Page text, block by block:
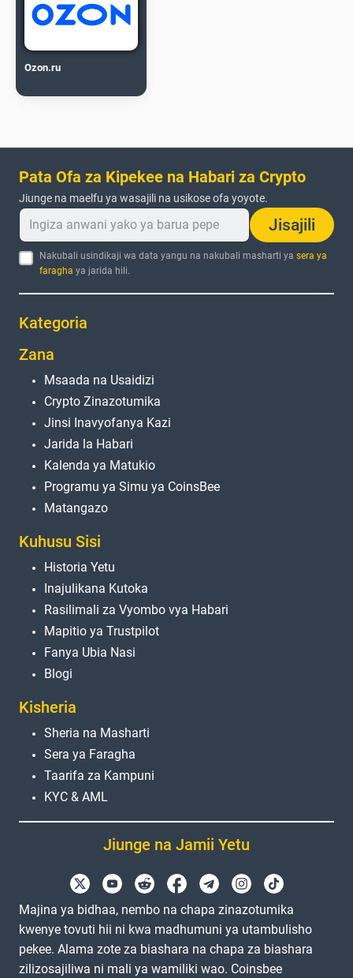
Ozon.ru
Pata Ofa za Kipekee na Habari za Crypto
Jiunge na maelfu ya wasajili na usikose ofa yoyote.
Jisajili
Nakubali usindikaji wa data yangu na nakubali masharti yasera ya
faragha ya jarida hili.
Kategoria
Zana
Msaada na Usaidizi
Crypto Zinazotumika
Jinsi Inavyofanya Kazi
Jarida la Habari
Kalenda ya Matukio
Programu ya Simu ya CoinsBee
Matangazo
Kuhusu Sisi
Historia Yetu
Inajulikana Kutoka
Rasilimali za Vyombo vya Habari
Mapitio ya Trustpilot
Fanya Ubia Nasi
Blogi
Kisheria
Sheria na Masharti
Sera ya Faragha
Taarifa za Kampuni
KYC & AML
Jiunge na Jamii Yetu
Majina ya bidhaa, nembo na chapa zinazotumika
kwenye tovuti hii ni kwa madhumuni ya utambulisho
pekee. Alama zote za biashara na chapa za biashara
zilizosajiliwa ni mali ya wamiliki wao. Coinsbee